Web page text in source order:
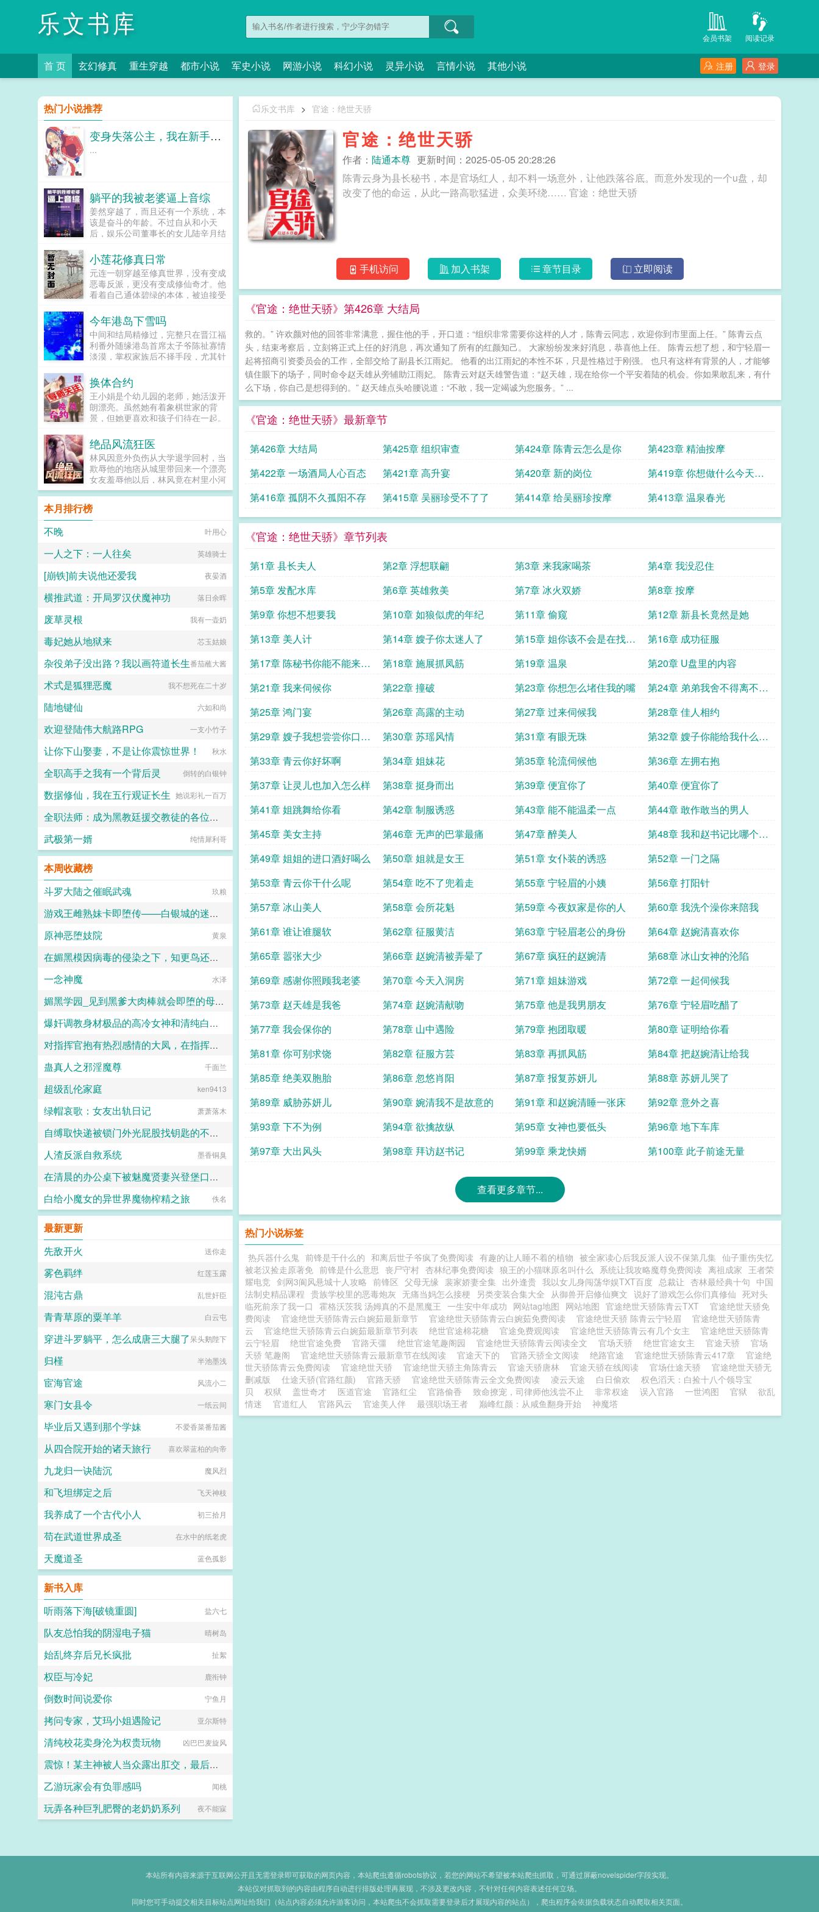
乐文书库 阅读记录
会员书架
首 页 玄幻修真 重生穿越 都市小说 军史小说 网游小说 科幻小说 灵异小说 言情小说 其他小说 登录
注册
乐文书库 > 官途：绝世天骄
官途：绝世天骄
作者： 陆通本尊 更新时间：2025-05-05 20:28:26
陈青云身为县长秘书，本是官场红人，却不料一场意外，让他跌落谷底。而意外发现的一个u盘，却
改变了他的命运，从此一路高歌猛进，众美环绕…… 官途：绝世天骄
手机访问 加入书架 章节目录 立即阅读
《官途：绝世天骄》第426章 大结局
救的。” 许欢颜对他的回答非常满意，握住他的手，开口道：“组织非常需要你这样的人才，陈青云同志，欢迎你到市里面上任。” 陈青云点
头，结束考察后，立刻将正式上任的好消息，再次通知了所有的红颜知己。 大家纷纷发来好消息，恭喜他上任。 陈青云想了想，和宁轻眉一
起将招商引资委员会的工作，全部交给了副县长江雨妃。 他看的出江雨妃的本性不坏，只是性格过于刚强。 也只有这样有背景的人，才能够
镇住眼下的场子，同时命令赵天雄从旁辅助江雨妃。 陈青云对赵天雄警告道：“赵天雄，现在给你一个平安着陆的机会。你如果敢乱来，有什
么下场，你自己是想得到的。” 赵天雄点头哈腰说道：“不敢，我一定竭诚为您服务。” ...
《官途：绝世天骄》最新章节
第426章 大结局 第425章 组织审查 第424章 陈青云怎么是你
第423章 精油按摩
第422章 一场酒局人心百态
第421章 高升宴 第420章 新的岗位
第419章 你想做什么今天都
依你
第416章 孤阴不久孤阳不存 第415章 吴丽珍受不了了 第414章 给吴丽珍按摩 第413章 温泉春光
《官途：绝世天骄》章节列表
第1章 县长夫人 第2章 浮想联翩 第3章 来我家喝茶
第4章 我没忍住
第5章 发配水库
第6章 英雄救美 第7章 冰火双娇
第8章 按摩
第9章 你想不想要我
第10章 如狼似虎的年纪 第11章 偷窥
第12章 新县长竟然是她
第13章 美人计
第14章 嫂子你太迷人了
第15章 姐你该不会是在找男
人吧
第16章 成功征服
第17章 陈秘书你能不能来我
屋里
第18章 施展抓凤筋 第19章 温泉
第20章 U盘里的内容
第21章 我来伺候你
第22章 撞破 第23章 你想怎么堵住我的嘴
第24章 弟弟我舍不得离不开
你了
第25章 鸿门宴 第26章 高露的主动 第27章 过来伺候我
第28章 佳人相约
第29章 嫂子我想尝尝你口红
的味道
第30章 苏瑶风情 第31章 有眼无珠
第32章 嫂子你能给我什么好
处
第33章 青云你好坏啊 第34章 姐妹花 第35章 轮流伺候他
第36章 左拥右抱
第37章 让灵儿也加入怎么样
第38章 挺身而出 第39章 便宜你了
第40章 便宜你了
第41章 姐跳舞给你看
第42章 制服诱惑 第43章 能不能温柔一点
第44章 敢作敢当的男人
第45章 美女主持
第46章 无声的巴掌最痛 第47章 醉美人
第48章 我和赵书记比哪个厉
害
第49章 姐姐的进口酒好喝么 第50章 姐就是女王 第51章 女仆装的诱惑
第52章 一门之隔
第53章 青云你干什么呢
第54章 吃不了兜着走 第55章 宁轻眉的小姨
第56章 打阳针
第57章 冰山美人
第58章 会所花魁 第59章 今夜奴家是你的人
第60章 我洗个澡你来陪我
第61章 谁让谁腿软
第62章 征服黄洁 第63章 宁轻眉老公的身份
第64章 赵婉清喜欢你
第65章 嚣张大少
第66章 赵婉清被弄晕了 第67章 疯狂的赵婉清
第68章 冰山女神的沦陷
第69章 感谢你照顾我老婆
第70章 今天入洞房 第71章 姐妹游戏
第72章 一起伺候我
第73章 赵天雄是我爸
第74章 赵婉清献吻 第75章 他是我男朋友
第76章 宁轻眉吃醋了
第77章 我会保你的
第78章 山中遇险 第79章 抱团取暖
第80章 证明给你看
第81章 你可别求饶
第82章 征服方芸 第83章 再抓凤筋
第84章 把赵婉清让给我
第85章 绝美双胞胎
第86章 忽悠肖阳 第87章 报复苏妍儿
第88章 苏妍儿哭了
第89章 威胁苏妍儿
第90章 婉清我不是故意的 第91章 和赵婉清睡一张床
第92章 意外之喜
第93章 下不为例
第94章 欲擒故纵 第95章 女神也要低头
第96章 地下车库
第97章 大出风头
第98章 拜访赵书记 第99章 乘龙快婿 第100章 此子前途无量
查看更多章节...
热门小说标签
热兵器什么鬼 前锋是干什么的 和离后世子爷疯了免费阅读 有趣的让人睡不着的植物 被全家读心后我反派人设不保第几集 仙子重伤失忆
被老汉捡走原著免 前锋是什么意思 丧尸守村 杏林纪事免费阅读 狼王的小猫咪原名叫什么 系统让我攻略魔尊免费阅读 离祖成家 王者荣
耀电竞 剑网3阆风悬城十人攻略 前锋区 父母无缘 裴家娇妻全集 出外逢贵 我以女儿身闯荡华娱TXT百度 总裁让 杏林最经典十句 中国
法制史精品课程 贵族学校里的恶毒炮灰 无痛当妈怎么接梗 另类变装合集大全 从御兽开启修仙爽文 说好了游戏怎么你们真修仙 死对头
临死前亲了我一口
霍格沃茨我 汤姆真的不是黑魔王 一生安中年成功 网站tag地图 网站地图 官途绝世天骄陈青云TXT
官途绝世天骄免
费阅读
官途绝世天骄陈青云白婉茹最新章节 官途绝世天骄陈青云白婉茹免费阅读 官途绝世天骄 陈青云宁轻眉
官途绝世天骄陈青
云
官途绝世天骄陈青云白婉茹最新章节列表 绝世官途棉花糖 官途免费观阅读 官途绝世天骄陈青云有几个女主
官途绝世天骄陈青
云宁轻眉
绝世官途免费 官路天彊 绝世官途笔趣阁园 官途绝世天骄陈青云阅读全文 官场天骄 绝世官途女主 官途天骄
官场
天骄 笔趣阁
官途绝世天骄陈青云最新章节在线阅读 官途天下的 官路天骄全文阅读 绝路官途 官途绝世天骄陈青云417章
官途绝
世天骄陈青云免费阅读
官途绝世天骄 官途绝世天骄主角陈青云 官途天骄唐林 官途天骄在线阅读 官场仕途天骄
官途绝世天骄无
删减版
仕途天骄(官路红颜) 官路天骄 官途绝世天骄陈青云全文免费阅读 凌云天途 白日偷欢
权色滔天：白捡十八个领导宝
贝
权狱 盖世奇才 医道官途 官路红尘 官路偷香 致命撩宠，司律师他浅尝不止 非常权途 误入官路 一世鸿图 官狱
欲乱
情迷
官道红人 官路风云 官途美人伴 最强职场王者 巅峰红颜：从咸鱼翻身开始 神魔塔
热门小说推荐
变身失落公主，我在新手村卖核弹
...
躺平的我被老婆逼上音综
姜然穿越了，而且还有一个系统，本
该是奋斗的年龄。不过自从和小天
后，娱乐公司董事长的女儿陆辛月结
活。什么抄歌，什么成为巨星，一边
去。每天遛遛弯，逗逗狗，钓钓鱼不
香嘛。本以为这样的生活会一直持续
下去，可是直到某一天，公司遭受到
了极度不公平的待遇后，陆辛月把姜
艺当成了一份工作，朝九晚五，绝不
加班，各种摸鱼。队友家人们谁懂
啊，谁家队长放着前排不坐，非得跑
来后排睡觉的，还拿我挡镜头。导师
着镜头的面嗑瓜子。观众总决赛舞
台，台上怎么站了个观众啊？对手这
么混的人当我们对手？这把稳了。可
是姜然完美诠释了什么叫，你可以
混，但你不能真的菜。一首传奇让广
妃醉酒让本该成为时代弃儿的戏曲重
归大众视野。一首如愿让网友们听见
了盛世之音。对手都懵逼了你确定这
是来混的？于是音综结束了，姜然打
算重新躺平摆烂。可是广大网友们不
干了。姜然别摆烂了，快回来加班！
别名这个明星只想摸鱼...
小莲花修真日常
元连一朝穿越至修真世界，没有变成
恶毒反派，更没有变成修仙奇才。他
看着自己通体碧绿的本体，被迫接受
果还不等他畅想未来在修仙界称王称
霸成为一方霸主，就被此地主人一位
平平无奇却意外心狠手辣的少年威胁
着签订了血契，从此成了苦逼的打工
莲。元连抬头45°望天，长叹我不过
士满地跑，灵力乱窜的时代，人人都
想拔尖修仙以求长生不老。而本体作
为莲花的元连正计划着晒足日光浴，
等待舒展枝叶早日开花。而他的躺平
习剑，日日修炼，争着要当修真界最
内卷的修士，作为打工莲也被督促一
起内卷。元连再度抬头仰望天空
45°，长叹救命啊，我真的只是一朵
想要咸鱼摆烂的小莲花啊。然而躺平
的机会总是来得这般巧妙，果然他还
是深受上天眷顾的小莲花，老天爷也
不想让他多吃修炼的苦头。再说了，
到修真界巅峰位置，抱紧其大腿也是
件极好的事呀，躺平目标指日可待。
长篇剧情流文，撒娇卖萌可可爱爱莲
花受×平平无奇努力奋斗起点攻。最
后挂个预收被迫成为修真界第一卷王
沈黎，现代社会资深牛马，平平无奇
打工人，结果被一道雷劈到了修真界
果我有罪，请让法律制裁我。系统我
们的目标是站在修真界的巅峰，踏破
虚空羽化登仙！能当神仙？...
今年港岛下雪吗
中间和结局精修过，完整只在晋江福
利番外随缘港岛首席太子爷陈祉寡情
淡漠，掌权家族后不择手段，尤其针
姻，璀璨奢靡晚会上，珠光宝气的大
小姐主动献殷勤。陈祉无动于衷，联
姻可以，但我不要这个。长指点向不
远处纤细身影我要那边那个躲起来的
小女儿。作为周家养女，南嘉打小受
他是她最好的哥哥，也是她最大的秘
密。可后来，他为了白月光把她送出
国。再后来，他送她去联姻。还是和
她最不对付的陈家太子爷。没有感情
没有婚礼没有报道，圈内好友断定二
人铁定离婚。直到某拍卖会。因一枚
阿盖尔粉钻，南嘉和周今川竞价。她
不想和他争，摆手放弃，眼看着他为
博白月光一笑拍走，陈祉忽然姗姗来
钻石，丢石子似的丢给南嘉，对周今
们家公主。港媒哗然哇塞！圈内好
是陈祉恣意人生中一大败笔。多年
接来电接踵而至。两人杳无音信的昼
浓墨重彩。芭蕾美人vs嘴硬混球，男
暗恋日常。如果今年港岛下雪，你能
旱逢甘霖vb晋江王三九，不定期更新
见预收夜莺回信和陈疏的那夜错乱，
疏是一场不可及的绮梦却不知离开
宫廷惊鸿舞突然在网络爆火，视频
酥腰，不染半分尘埃般的清丽绝美。
不了多久就会去娱乐圈捞金。没多久
压根不差钱，演戏只是爱好，妥妥养
闻不沾身，粉丝们迫切询问，仙女的
择偶标准是什么。得到答案是身高一
八八，八块腹肌，八点前回家。如大
海捞针，没人猜得出她说的是谁。作
为北城首席名流，盛屿年行事作风出
了名的冷厉无情，对献殷勤的女人，
公司旗下的一次盛典活动，作为领事
声色，转动无名指上一枚婚戒，解释
这是什么惊天大瓜。你两关系铁定不
cue。结果没多久爆出一则视频，只
酡红，小考拉似的抱紧跟前男人，要
家给你。粉丝？？？给什么？嗦清
人也算事业先婚后爱双处双初...
换体合约
王小娟是个幼儿园的老师，她活泼开
朗漂亮。虽然她有着象棋世家的背
景，但她更喜欢和孩子们待在一起。
位猥亵的大叔一个小孩...
绝品风流狂医
林风因意外负伤从大学退学回村，当
欺辱他的地痞从城里带回来一个漂亮
女友羞辱他以后，林风竟在村里小河
意外得到了古老传承，无相诀。自此
以后，且看林风嬉戏花丛，逍遥都
市！...
本月排行榜
不晚
叶用心
一人之下：一人往矣 英雄骑士
[崩铁]前夫说他还爱我 夜晏酒
横推武道：开局罗汉伏魔神功 落日余晖
废草灵根 我有一壶奶
毒妃她从地狱来 芯玉姑娘
杂役弟子没出路？我以画符道长生番茄蘸大酱
术式是狐狸恶魔 我不想死在二十岁
陆地键仙 六如和尚
欢迎登陆伟大航路RPG 一支小竹子
让你下山娶妻，不是让你震惊世界！ 秋水
全职高手之我有一个背后灵 倒转的白银钟
数据修仙，我在五行观证长生 她说彩礼一百万
全职法师：成为黑教廷援交教徒的各位婊子
小磊子
武极第一婿 纯情犀利哥
本周收藏榜
斗罗大陆之催眠武魂
玖粮
游戏王雌熟妹卡即堕传——白银城的迷宫主?拉比丽斯篇
丁骨
原神恶堕妓院 黄泉
在媚黑模因病毒的侵染之下，知更鸟还是恶堕成了黑爹的媚黑母猪
人头木321
一念神魔 水泽
媚黑学园_见到黑爹大肉棒就会即堕的母猪教师和婊子学生
爆奸调教身材极品的高冷女神和清纯白袜甜妹留学生，射满她们的鞋柜里的高跟鞋和小皮鞋
对指挥官抱有热烈感情的大凤，在指挥官被迫出差的一年中被黑人用媚药和甜言蜜语玩弄成满身刺青的媚黑婊子
Kyle
蛊真人之邪淫魔尊 千面兰
超级乱伦家庭 ken9413
绿帽哀歌：女友出轨日记 萧萧落木
自缚取快递被锁门外光屁股找钥匙的不良妹妹
黑翼君
人渣反派自救系统 墨香铜臭
在清晨的办公桌下被魅魔贤妻兴登堡口交，夜晚在宴会厅角落的鞋交
火锅气候
白给小魔女的异世界魔物榨精之旅 佚名
最新更新
先敌开火
送你走
雾色羁绊 红莲玉露
混沌古鼎 乱世奸臣
青青草原的粟羊羊 白云屯
穿进斗罗躺平，怎么成唐三大腿了呆头鹅陛下
归槿 半池墨浅
宦海官途 风流小二
寒门女县令 一纸云间
毕业后又遇到那个学妹 不爱香菜番茄酱
从四合院开始的诸天旅行 喜欢翠蓝柏的向帝
九龙归一诀陆沉 魔风烈
和飞坦绑定之后 飞天神枝
我养成了一个古代小人 初三拾月
苟在武道世界成圣 在水中的纸老虎
天魔道圣 蓝色孤影
新书入库
听雨落下海[破镜重圆]
盐六七
队友总怕我的阴湿电子猫 晴树岛
始乱终弃后兄长疯批 扯絮
权臣与冷妃 鹿衔钟
倒数时间说爱你 宁鱼月
拷问专家，艾玛小姐遇险记 亚尔斯特
清纯校花卖身沦为权贵玩物 凶巴巴麦旋风
震惊！某主神被人当众露出肛交，最后精神崩溃！
风和纱
乙游玩家会有负罪感吗 闻桃
玩弄各种巨乳肥臀的老奶奶系列 夜不能寐
本站所有内容来源于互联网公开且无需登录即可获取的网页内容，本站爬虫遵循robots协议，若您的网站不希望被本站爬虫抓取，可通过屏蔽novelspider字段实现。
本站仅对抓取到的内容由程序自动进行排版处理再展现，不涉及更改内容，不针对任何内容表述任何立场。
同时您可手动提交相关目标站点网址给我们（站点内容必须允许游客访问，本站爬虫不会抓取需要登录后才展现内容的站点），爬虫程序会依据负载状态自动爬取相关页面。